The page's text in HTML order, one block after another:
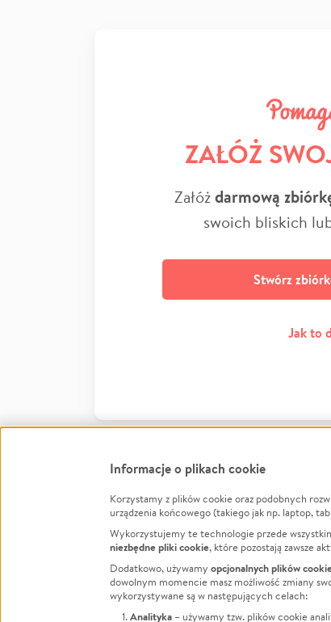
ZAŁÓŻ
Załóżdarmową
swoich bliskich
Stwórz
Jak to
FacebookTwitter Instagram
LinkedInTikTok Youtube
Informacje o plikach cookie
Korzystamy z plików cookie oraz podobnych
urządzenia końcowego (takiego jak np. laptop,
Wykorzystujemy te technologie przede
niezbędne pliki cookie, które pozostają zawsze
Dodatkowo, używamy opcjonalnych plików
dowolnym momencie masz możliwość zmiany
wykorzystywane są w następujących celach:
Analityka – używamy tzw. plików cookie